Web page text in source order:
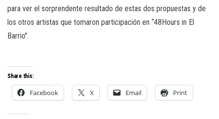
para ver el sorprendente resultado de estas dos propuestas y de
los otros artistas que tomaron participación en “48Hours in El
Barrio”.
Share this:
Facebook X Email Print